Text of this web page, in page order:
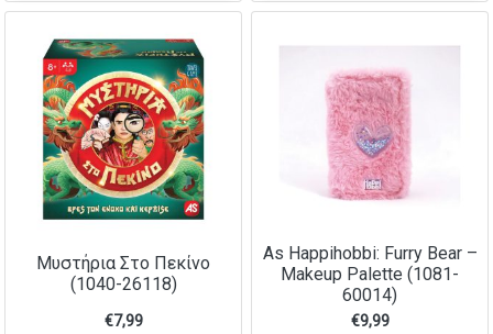
Μυστήρια Στο Πεκίνο
(1040-26118)
€7,99
As Happihobbi: Furry Bear –
Makeup Palette (1081-
60014)
€9,99